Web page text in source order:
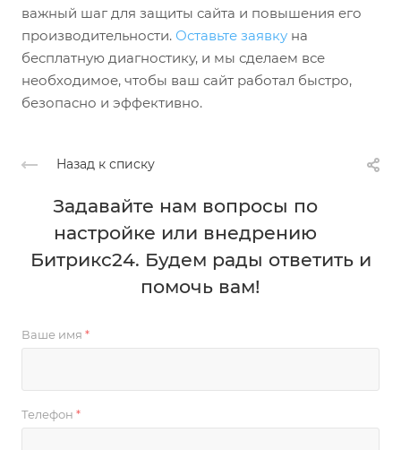
важный шаг для защиты сайта и повышения его
производительности. Оставьте заявку на
бесплатную диагностику, и мы сделаем все
необходимое, чтобы ваш сайт работал быстро,
безопасно и эффективно.
Назад к списку
Задавайте нам вопросы по
настройке или внедрению
Битрикс24. Будем рады ответить и
помочь вам!
Ваше имя *
Телефон *